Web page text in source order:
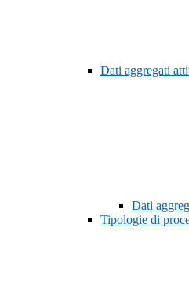
Dati aggregati
Dati
Tipologie di